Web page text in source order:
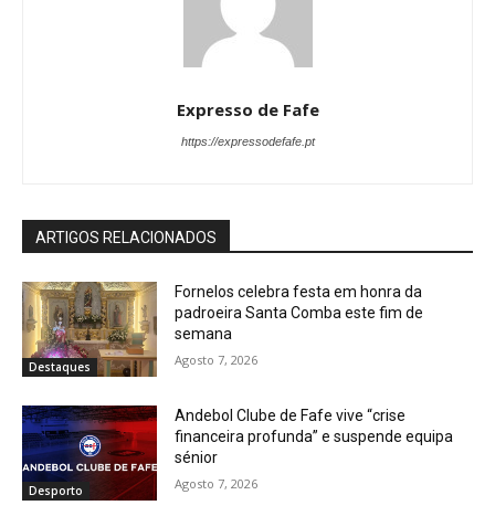
Expresso de Fafe
https://expressodefafe.pt
ARTIGOS RELACIONADOS
Destaques
Fornelos celebra festa em honra da
padroeira Santa Comba este fim de
semana
Agosto 7, 2026
Desporto
Andebol Clube de Fafe vive “crise
financeira profunda” e suspende equipa
sénior
Agosto 7, 2026